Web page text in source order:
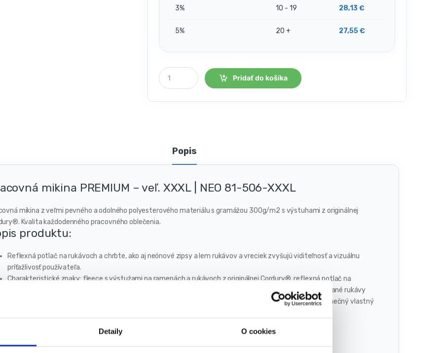
Detaily O cookies
3% 10 - 19 28,13€
5% 20 + 27,55€
P
o
č
Pridať do košíka
Popis
mikina PREMIUM – veľ. XXXL | NEO 81-506-XXXL
mikina z veľmi pevného a odolného polyesterového materiálu s gramážou 300g/m2 s výstuhami z originálnej
Kvalita každodenného pracovného oblečenia.
produktu:
Reflexná potlač na rukávoch a chrbte, ako aj neónové zipsy a lem rukávov a vreciek zvyšujú viditeľnosť a vizuálnu
príťažlivosť používateľa.
Charakteristické znaky: fleece s výstužami na ramenách a rukávoch z originálnej Cordury®, reflexná potlač na
rukávoch a chrbte, v súlade s najnovšími trendmi, neónové zipsy a lemy na rukávoch a vreckách, profilované rukávy
zvyšujúce komfort používania, 3 vrecká na zips, lemy s reflexnou NEO potlačou, vnútorná menovka, jedinečný vlastný